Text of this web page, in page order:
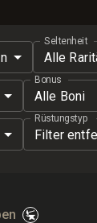
Seltenheit
Alle
Bonus
Alle Boni
Rüstungstyp
Filter